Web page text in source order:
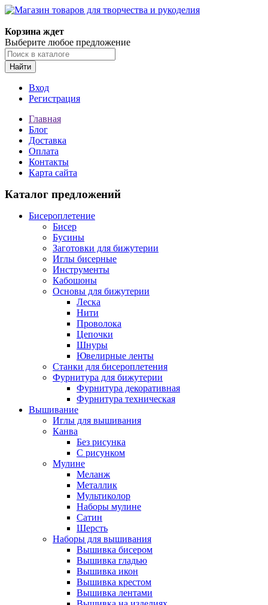
Корзина ждет
Выберите любое предложение
Найти
Вход
Регистрация
Главная
Блог
Доставка
Оплата
Контакты
Карта сайта
Каталог предложений
Бисероплетение
Бисер
Бусины
Заготовки для бижутерии
Иглы бисерные
Инструменты
Кабошоны
Основы для бижутерии
Леска
Нити
Проволока
Цепочки
Шнуры
Ювелирные ленты
Станки для бисероплетения
Фурнитура для бижутерии
Фурнитура декоративная
Фурнитура техническая
Вышивание
Иглы для вышивания
Канва
Без рисунка
С рисунком
Мулине
Меланж
Металлик
Мультиколор
Наборы мулине
Сатин
Шерсть
Наборы для вышивания
Вышивка бисером
Вышивка гладью
Вышивка икон
Вышивка крестом
Вышивка лентами